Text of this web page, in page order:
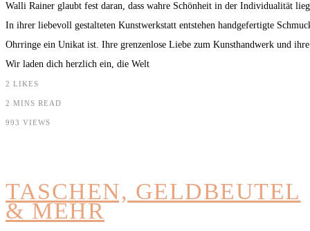
Walli Rainer glaubt fest daran, dass wahre Schönheit in der Individualität
In ihrer liebevoll gestalteten Kunstwerkstatt entstehen handgefertigte
Ohrringe ein Unikat ist. Ihre grenzenlose Liebe zum Kunsthandwerk und
Wir laden dich herzlich ein, die Welt
2 LIKES
2 MINS READ
993 VIEWS
TASCHEN, GELDBEUTEL
& MEHR